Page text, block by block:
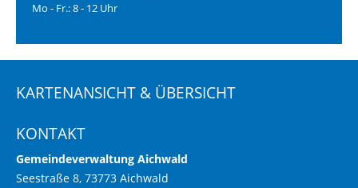
Mo - Fr.: 8 - 12 Uhr
KARTENANSICHT & ÜBERSICHT
KONTAKT
Gemeindeverwaltung Aichwald
Seestraße 8, 73773 Aichwald